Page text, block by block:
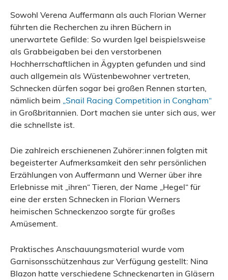
Sowohl Verena Auffermann als auch Florian Werner
führten die Recherchen zu ihren Büchern in
unerwartete Gefilde: So wurden Igel beispielsweise
als Grabbeigaben bei den verstorbenen
Hochherrschaftlichen in Ägypten gefunden und sind
auch allgemein als Wüstenbewohner vertreten,
Schnecken dürfen sogar bei großen Rennen starten,
nämlich beim „Snail Racing Competition in Congham“
in Großbritannien. Dort machen sie unter sich aus, wer
die schnellste ist.
Die zahlreich erschienenen Zuhörer:innen folgten mit
begeisterter Aufmerksamkeit den sehr persönlichen
Erzählungen von Auffermann und Werner über ihre
Erlebnisse mit „ihren“ Tieren, der Name „Hegel“ für
eine der ersten Schnecken in Florian Werners
heimischen Schneckenzoo sorgte für großes
Amüsement.
Praktisches Anschauungsmaterial wurde vom
Garnisonsschützenhaus zur Verfügung gestellt: Nina
Blazon hatte verschiedene Schneckenarten in Gläsern